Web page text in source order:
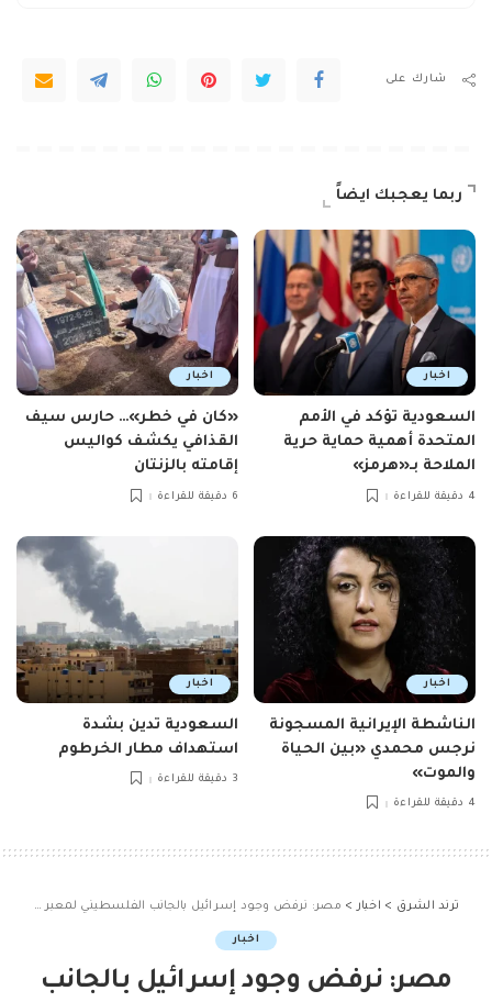
شارك على
ربما يعجبك ايضاً
اخبار
السعودية تؤكد في الأمم
المتحدة أهمية حماية حرية
الملاحة بـ«هرمز»
4 دقيقة للقراءة
اخبار
«كان في خطر»… حارس سيف
القذافي يكشف كواليس
إقامته بالزنتان
6 دقيقة للقراءة
اخبار
الناشطة الإيرانية المسجونة
نرجس محمدي «بين الحياة
والموت»
4 دقيقة للقراءة
اخبار
السعودية تدين بشدة
استهداف مطار الخرطوم
3 دقيقة للقراءة
ترند الشرق > اخبار > مصر: نرفض وجود إسرائيل بالجانب الفلسطيني لمعبر رفح ومحور فيلادلفيا ويجب التحرك لإنقاذ غزة
اخبار
مصر: نرفض وجود إسرائيل بالجانب